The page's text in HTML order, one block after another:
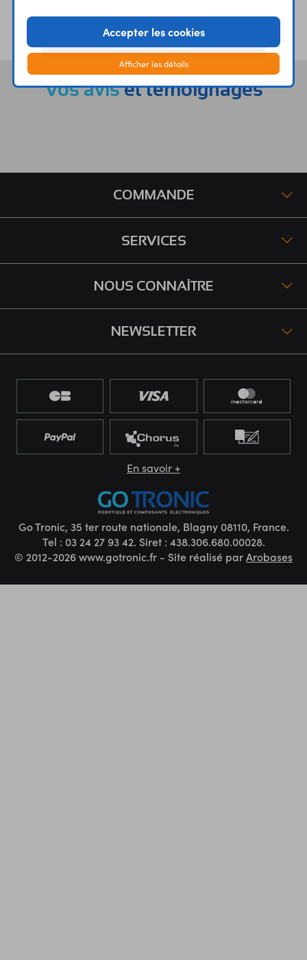
SCOLAIRES
D’EXPERIENCE
Vos aviset témoignages
COMMANDE
SERVICES
NOUS CONNAÎTRE
NEWSLETTER
En savoir +
Go Tronic, 35 ter route nationale, Blagny 08110, France.
Tel : 03 24 27 93 42. Siret : 438.306.680.00028.
© 2012-2026 www.gotronic.fr - Site réalisé parArobases
Accepter les cookies
Afficher les détails